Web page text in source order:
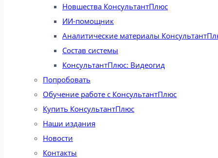
Новшества КонсультантПлюс
ИИ-помощник
Аналитические материалы
Состав системы
КонсультантПлюс: Видеогид
Попробовать
Обучение работе с КонсультантПлюс
Купить КонсультантПлюс
Наши издания
Новости
Контакты